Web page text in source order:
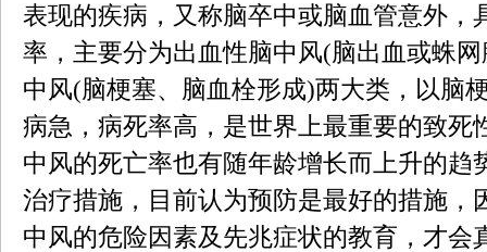
表现的疾病，又称脑卒中或脑血管意外，
率，主要分为出血性脑中风(脑出血或蛛
中风(脑梗塞、脑血栓形成)两大类，以脑
病急，病死率高，是世界上最重要的致死
中风的死亡率也有随年龄增长而上升的趋
治疗措施，目前认为预防是最好的措施，
中风的危险因素及先兆症状的教育，才会